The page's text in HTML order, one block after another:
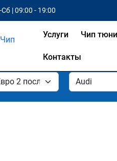
| 09:00 - 19:00
Услуги Чип
Контакты